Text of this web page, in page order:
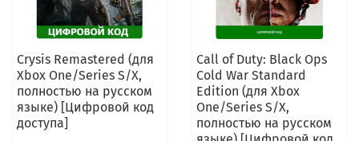
Crysis Remastered (для
Xbox One/Series S/X,
полностью на русском
языке) [Цифровой код
доступа]
Call of Duty: Black Ops
Cold War Standard
Edition (для Xbox
One/Series S/X,
полностью на русском